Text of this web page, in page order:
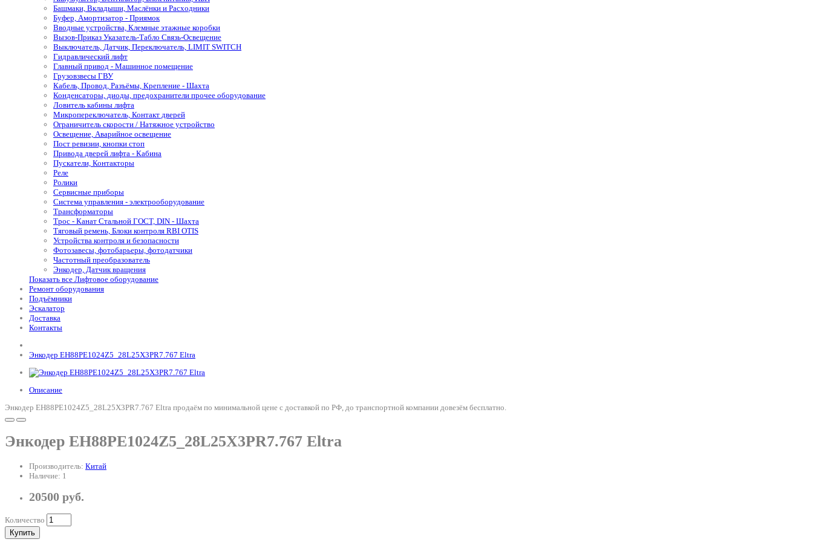
Башмаки, Вкладыши, Маслёнки и Расходники
Буфер, Амортизатор - Приямок
Вводные устройства, Клемные этажные коробки
Вызов-Приказ Указатель-Табло Связь-Освещение
Выключатель, Датчик, Переключатель, LIMIT SWITCH
Гидравлический лифт
Главный привод - Машинное помещение
Грузовзвесы ГВУ
Кабель, Провод, Разъёмы, Крепление - Шахта
Конденсаторы, диоды, предохранители прочее оборудование
Ловитель кабины лифта
Микропереключатель, Контакт дверей
Ограничитель скорости / Натяжное устройство
Освещение, Аварийное освещение
Пост ревизии, кнопки стоп
Привода дверей лифта - Кабина
Пускатели, Контакторы
Реле
Ролики
Сервисные приборы
Система управления - электрооборудование
Трансформаторы
Трос - Канат Стальной ГОСТ, DIN - Шахта
Тяговый ремень, Блоки контроля RBI OTIS
Устройства контроля и безопасности
Фотозавесы, фотобарьеры, фотодатчики
Частотный преобразователь
Энкодер, Датчик вращения
Показать все Лифтовое оборудование
Ремонт оборудования
Подъёмники
Эскалатор
Доставка
Контакты
Энкодер EH88PE1024Z5_28L25X3PR7.767 Eltra
Описание
Энкодер EH88PE1024Z5_28L25X3PR7.767 Eltra продаём по минимальной цене с доставкой по РФ, до транспортной компании довезём бесплатно.
Энкодер EH88PE1024Z5_28L25X3PR7.767 Eltra
Производитель: Китай
Наличие: 1
20500 руб.
Количество
Купить